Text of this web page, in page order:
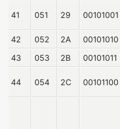
41 051 29 00101001
42 052 2A 00101010
43
053 2B 00101011
44 054 2C 00101100